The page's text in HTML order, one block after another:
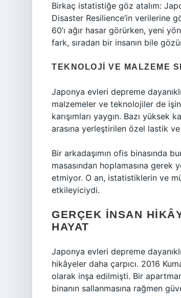
Birkaç istatistiğe göz atalım:
Disaster Resilience’in verilerine
60’ı ağır hasar görürken, yeni
fark, sıradan bir insanın bile
TEKNOLOJI VE MALZEME
Japonya evleri depreme
malzemeler ve teknolojiler de
karışımları yaygın. Bazı
arasına yerleştirilen özel lastik ve
Bir arkadaşımın ofis binasında
masasından hoplamasına
etmiyor. O an, istatistiklerin ve
etkileyiciydi.
GERÇEK İNSAN
HAYAT
Japonya evleri depreme
hikâyeler daha çarpıcı. 2016
olarak inşa edilmişti. Bir
binanın sallanmasına rağmen